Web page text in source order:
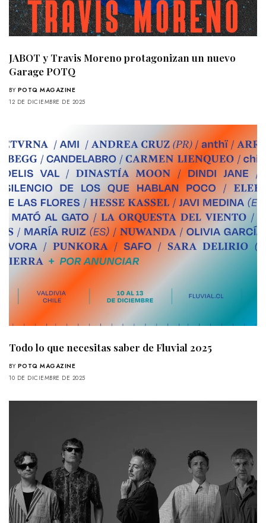
JABOT y Travis Moreno protagonizan un nuevo
Garage POTQ
BY POTQ MAGAZINE
12 DE DICIEMBRE DE 2025
Todo lo que necesitas saber de Fluvial 2025
BY POTQ MAGAZINE
10 DE DICIEMBRE DE 2025